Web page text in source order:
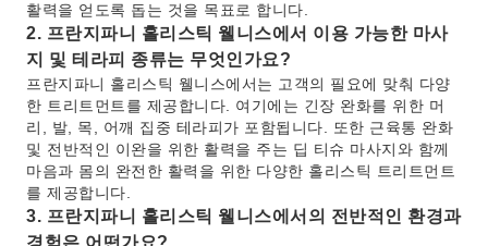
활력을 얻도록 돕는 것을 목표로 합니다.
2. 프란지파니 홀리스틱 웰니스에서 이용 가능한 마사
지 및 테라피 종류는 무엇인가요?
프란지파니 홀리스틱 웰니스에서는 고객의 필요에 맞춰 다양
한 트리트먼트를 제공합니다. 여기에는 긴장 완화를 위한 머
리, 발, 목, 어깨 집중 테라피가 포함됩니다. 또한 근육통 완화
및 전반적인 이완을 위한 활력을 주는 딥 티슈 마사지와 함께
마음과 몸의 완전한 활력을 위한 다양한 홀리스틱 트리트먼트
를 제공합니다.
3. 프란지파니 홀리스틱 웰니스에서의 전반적인 환경과